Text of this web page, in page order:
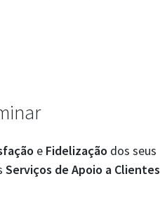
e Fidelização dos seus
Serviços de Apoio a Clientes